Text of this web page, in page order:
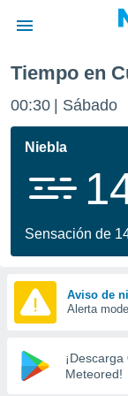
de
ha
para
calidad.
a este
las
y
forma
digital
basada
Tiempo en
00:30 Sábado
Niebla
Sensación de
Aviso de
Alerta
¡Descarga
Meteored!